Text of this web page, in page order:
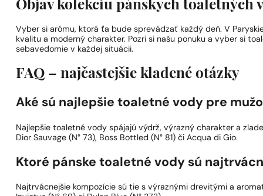
Objav kolekciu pánskych toaletných
Vyber si arómu, ktorá ťa bude sprevádzať každý deň. V
kvalitu a moderný charakter. Pozri si našu ponuku a vyber si
sebavedomie v každej situácii.
FAQ – najčastejšie kladené otázky
Aké sú najlepšie toaletné vody pre
Najlepšie toaletné vody spájajú výdrž, výrazný charakter a
Dior Sauvage (N° 73), Boss Bottled (N° 81) či Acqua di Gio.
Ktoré pánske toaletné vody sú
Najtrvácnejšie kompozície sú tie s výraznými drevitými a